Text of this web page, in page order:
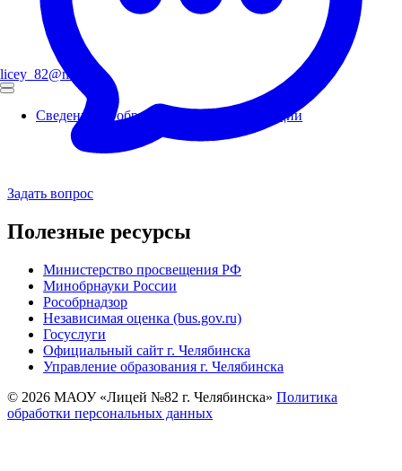
licey_82@mail.ru
Сведения об образовательной организации
Задать вопрос
Полезные ресурсы
Министерство просвещения РФ
Минобрнауки России
Рособрнадзор
Независимая оценка (bus.gov.ru)
Госуслуги
Официальный сайт г. Челябинска
Управление образования г. Челябинска
© 2026 МАОУ «Лицей №82 г. Челябинска» Политика
обработки персональных данных